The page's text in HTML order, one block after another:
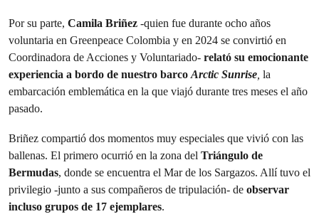
Por su parte, Camila Briñez -quien fue durante ocho años
voluntaria en Greenpeace Colombia y en 2024 se convirtió en
Coordinadora de Acciones y Voluntariado- relató su emocionante
experiencia a bordo de nuestro barcoArctic Sunrise, la
embarcación emblemática en la que viajó durante tres meses el año
pasado.
Briñez compartió dos momentos muy especiales que vivió con las
ballenas. El primero ocurrió en la zona del Triángulo de
Bermudas, donde se encuentra el Mar de los Sargazos. Allí tuvo el
privilegio -junto a sus compañeros de tripulación- de observar
incluso grupos de 17 ejemplares.